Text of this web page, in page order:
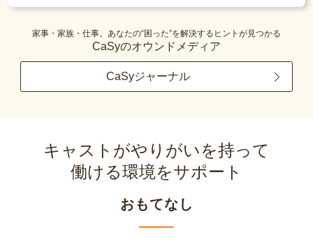
家事・家族・仕事。あなたの“困った”を解決するヒントが見つかる
CaSyのオウンドメディア
CaSyジャーナル
キャストがやりがいを持って
働ける環境をサポート
おもてなし